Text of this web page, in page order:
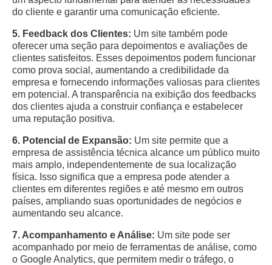
do cliente e garantir uma comunicação eficiente.
5. Feedback dos Clientes: Um site também pode
oferecer uma seção para depoimentos e avaliações de
clientes satisfeitos. Esses depoimentos podem funcionar
como prova social, aumentando a credibilidade da
empresa e fornecendo informações valiosas para clientes
em potencial. A transparência na exibição dos feedbacks
dos clientes ajuda a construir confiança e estabelecer
uma reputação positiva.
6. Potencial de Expansão: Um site permite que a
empresa de assistência técnica alcance um público muito
mais amplo, independentemente de sua localização
física. Isso significa que a empresa pode atender a
clientes em diferentes regiões e até mesmo em outros
países, ampliando suas oportunidades de negócios e
aumentando seu alcance.
7. Acompanhamento e Análise: Um site pode ser
acompanhado por meio de ferramentas de análise, como
o Google Analytics, que permitem medir o tráfego, o